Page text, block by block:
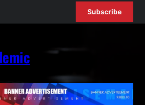
Subscribe